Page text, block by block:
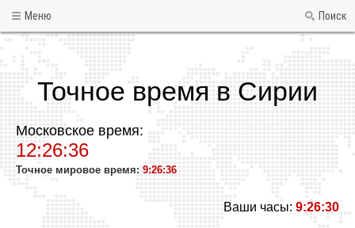
Меню Поиск
Точное время в Сирии
Московское время:
12:26:36
Точное мировое время: 9:26:36
Ваши часы: 9:26:30